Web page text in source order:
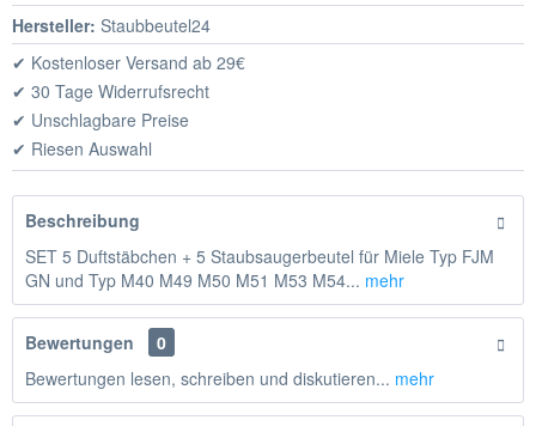
Hersteller: Staubbeutel24
✔ Kostenloser Versand ab 29€
✔ 30 Tage Widerrufsrecht
✔ Unschlagbare Preise
✔ Riesen Auswahl
Beschreibung
SET 5 Duftstäbchen + 5 Staubsaugerbeutel für Miele Typ FJM
GN und Typ M40 M49 M50 M51 M53 M54... mehr
Bewertungen
0
Bewertungen lesen, schreiben und diskutieren... mehr